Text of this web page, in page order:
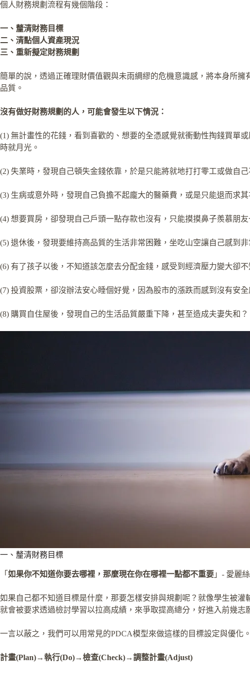
個人財務規劃流程有幾個階段：
一、釐清財務目標
二、清點個人資產現況
三、重新擬定財務規劃
簡單的說，透過正確理財價值觀與未雨綢繆的危機意識感，將本身所
品質。
沒有做好財務規劃的人，可能會發生以下情況：
(1) 無計畫性的花錢，看到喜歡的、想要的全憑感覺就衝動性掏錢買單
時就月光。
(2) 失業時，發現自己頓失金錢依靠，於是只能將就地打打零工或做自
(3) 生病或意外時，發現自己負擔不起龐大的醫藥費，或是只能退而求
(4) 想要買房，卻發現自己戶頭一點存款也沒有，只能摸摸鼻子羨慕朋友
(5) 退休後，發現要維持高品質的生活非常困難，坐吃山空讓自己感到非
(6) 有了孩子以後，不知道該怎麼去分配金錢，感受到經濟壓力變大卻不
(7) 投資股票，卻沒辦法安心睡個好覺，因為股市的漲跌而感到沒有安全
(8) 購買自住屋後，發現自己的生活品質嚴重下降，甚至造成夫妻失和？
一、釐清財務目標
「 如果你不知道你要去哪裡，那麼現在你在哪裡一點都不重要 」- 愛麗
如果自己都不知道目標是什麼，那要怎樣安排與規劃呢？就像學生被
就會被要求透過檢討學習以拉高成績，來爭取提高總分，好進入前幾志
一言以蔽之，我們可以用常見的PDCA模型來做這樣的目標設定與優化。
計畫(Plan)→執行(Do)→檢查(Check)→調整計畫(Adjust)